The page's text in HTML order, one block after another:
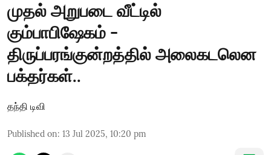
முதல் அறுபடை வீட்டில்
கும்பாபிஷேகம் -
திருப்பரங்குன்றத்தில் அலைகடலென
பக்தர்கள்..
தந்தி டிவி
Published on: 13 Jul 2025, 10:20 pm